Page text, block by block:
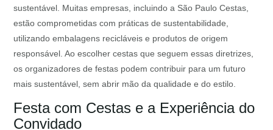
sustentável. Muitas empresas, incluindo a São Paulo Cestas,
estão comprometidas com práticas de sustentabilidade,
utilizando embalagens recicláveis e produtos de origem
responsável. Ao escolher cestas que seguem essas diretrizes,
os organizadores de festas podem contribuir para um futuro
mais sustentável, sem abrir mão da qualidade e do estilo.
Festa com Cestas e a Experiência do
Convidado